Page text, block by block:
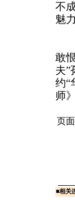
不
魅
在
敢
夫”
约“
师
页
■相关